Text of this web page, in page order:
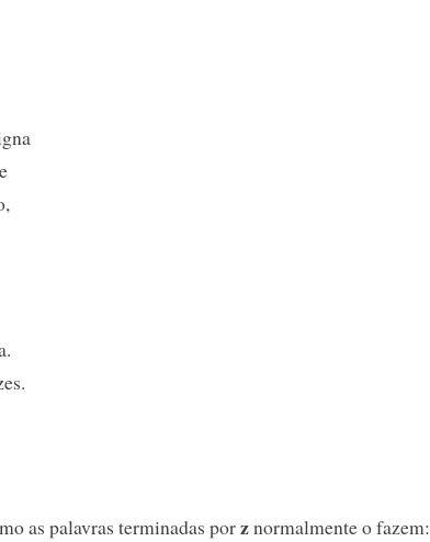
as palavras terminadas porznormalmente o fazem: